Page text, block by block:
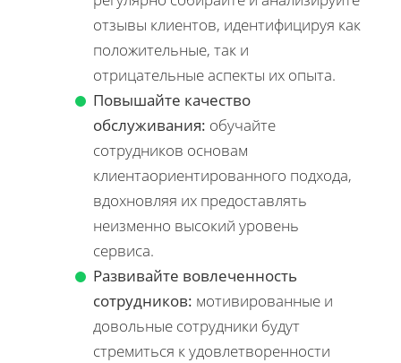
отзывы клиентов, идентифицируя как
положительные, так и
отрицательные аспекты их опыта.
Повышайте качество
обслуживания: обучайте
сотрудников основам
клиентаориентированного подхода,
вдохновляя их предоставлять
неизменно высокий уровень
сервиса.
Развивайте вовлеченность
сотрудников: мотивированные и
довольные сотрудники будут
стремиться к удовлетворенности